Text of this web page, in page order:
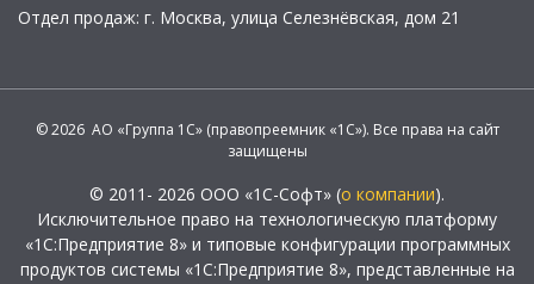
Отдел продаж: г. Москва, улица Селезнёвская, дом 21
© 2026 АО «Группа 1С» (правопреемник «1С»). Все права на сайт
защищены
© 2011- 2026 ООО «1С-Софт» (о компании).
Исключительное право на технологическую платформу
«1С:Предприятие 8» и типовые конфигурации программных
продуктов системы «1С:Предприятие 8», представленные на